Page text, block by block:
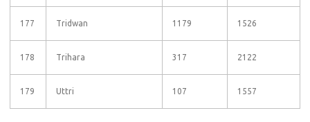
177 Tridwan 1179 1526
178 Trihara 317 2122
179 Uttri 107 1557